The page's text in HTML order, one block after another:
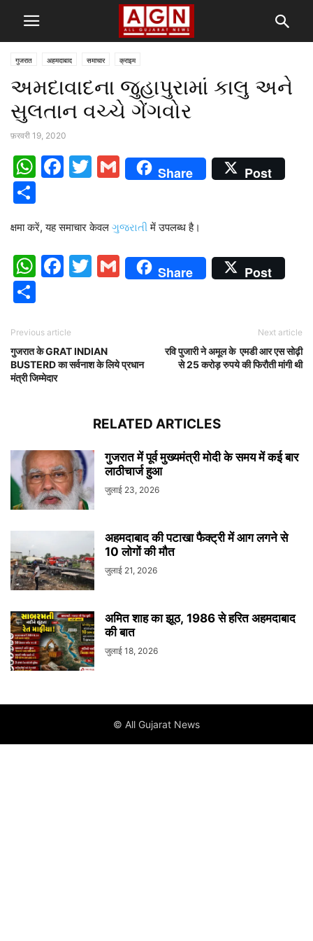
गुजरात अहमदाबाद समाचार क्राइम
અમદાવાદના જુહાપુરામાં કાલુ અને
સુલતાન વચ્ચે ગેંગવોર
फ़रवरी 19, 2020
WhatsApp
Facebook
Twitter
Gmail
Share Post
क्षमा करें, यह समाचार केवल ગુજરાતીमें उपलब्ध है।
WhatsApp
Facebook
Twitter
Gmail
Share Post
Previous article
गुजरात के GRAT INDIAN
BUSTERD का सर्वनाश के लिये प्रधान
मंत्री जिम्मेदार
Next article
रवि पुजारी ने अमूल के एमडी आर एस सोढ़ी
से 25 करोड़ रुपये की फिरौती मांगी थी
RELATED ARTICLES
गुजरात में पूर्व मुख्यमंत्री मोदी के समय में कई बार
लाठीचार्ज हुआ
जुलाई 23, 2026
अहमदाबाद की पटाखा फैक्ट्री में आग लगने से
10 लोगों की मौत
जुलाई 21, 2026
अमित शाह का झूठ, 1986 से हरित अहमदाबाद
की बात
जुलाई 18, 2026
© All Gujarat News